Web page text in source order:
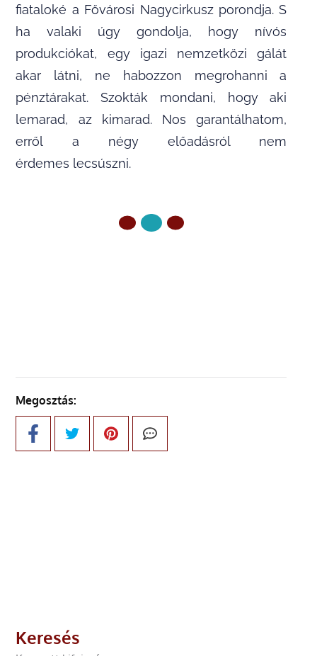
fiataloké a Fővárosi Nagycirkusz porondja. S
ha valaki úgy gondolja, hogy nívós
produkciókat, egy igazi nemzetközi gálát
akar látni, ne habozzon megrohanni a
pénztárakat. Szokták mondani, hogy aki
lemarad, az kimarad. Nos garantálhatom,
erről a négy előadásról nem
érdemes lecsúszni.
Megosztás:
Keresés